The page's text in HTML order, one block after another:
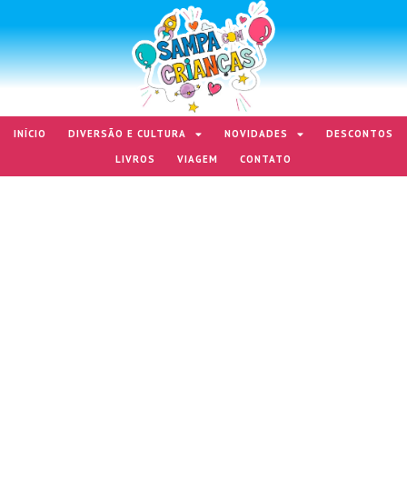
INÍCIO DIVERSÃO E CULTURA NOVIDADES
DESCONTOS
LIVROS
VIAGEM CONTATO